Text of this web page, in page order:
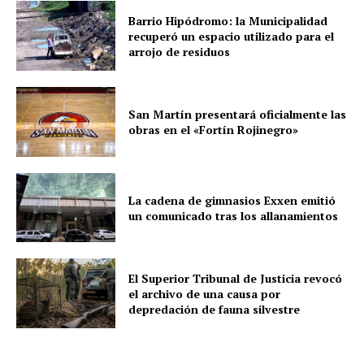
Barrio Hipódromo: la Municipalidad
recuperó un espacio utilizado para el
arrojo de residuos
San Martín presentará oficialmente las
obras en el «Fortín Rojinegro»
La cadena de gimnasios Exxen emitió
un comunicado tras los allanamientos
El Superior Tribunal de Justicia revocó
el archivo de una causa por
depredación de fauna silvestre